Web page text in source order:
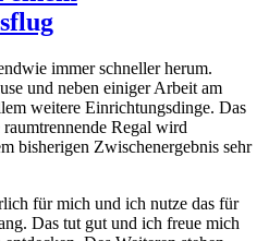
immer schneller herum.
und neben einiger Arbeit am
weitere Einrichtungsdinge. Das
Regal wird
bisherigen Zwischenergebnis sehr
für mich und ich nutze das für
Das tut gut und ich freue mich